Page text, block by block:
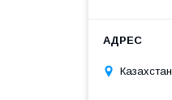
Казахстан